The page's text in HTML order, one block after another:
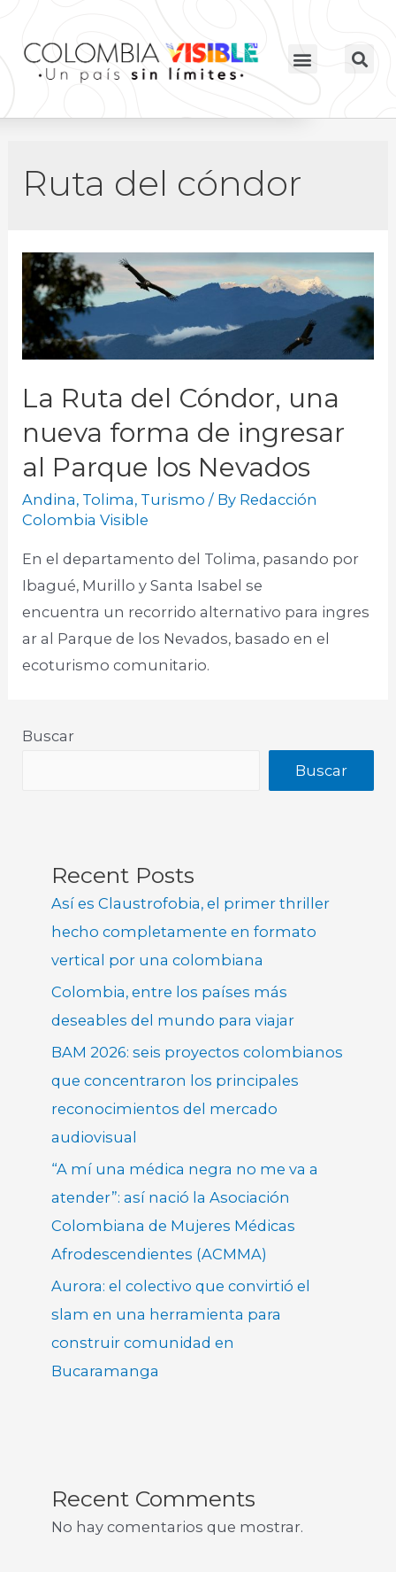
Ruta del cóndor
La Ruta del Cóndor, una
nueva forma de ingresar
al Parque los Nevados
Andina, Tolima, Turismo / By Redacción
Colombia Visible
En el departamento del Tolima, pasando por
Ibagué, Murillo y Santa Isabel se
encuentra un recorrido alternativo para ingres
ar al Parque de los Nevados, basado en el
ecoturismo comunitario.
Buscar
Buscar
Recent Posts
Así es Claustrofobia, el primer thriller
hecho completamente en formato
vertical por una colombiana
Colombia, entre los países más
deseables del mundo para viajar
BAM 2026: seis proyectos colombianos
que concentraron los principales
reconocimientos del mercado
audiovisual
“A mí una médica negra no me va a
atender”: así nació la Asociación
Colombiana de Mujeres Médicas
Afrodescendientes (ACMMA)
Aurora: el colectivo que convirtió el
slam en una herramienta para
construir comunidad en
Bucaramanga
Recent Comments
No hay comentarios que mostrar.